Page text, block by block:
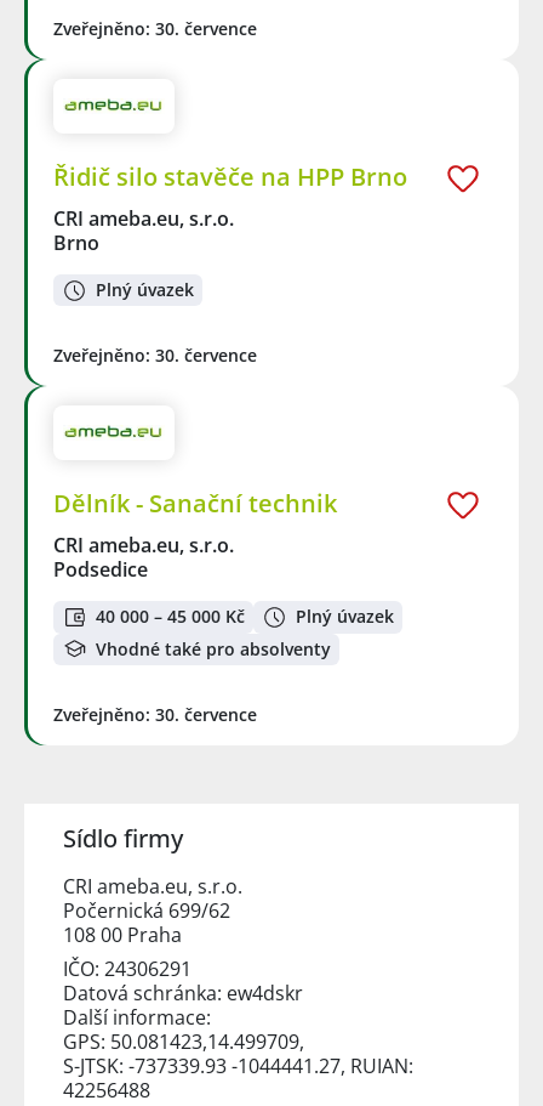
Zveřejněno: 30. července
Řidič silo stavěče na HPP Brno
CRI ameba.eu, s.r.o.
Brno
Plný úvazek
Zveřejněno: 30. července
Dělník - Sanační technik
CRI ameba.eu, s.r.o.
Podsedice
40 000 – 45 000 Kč
Plný úvazek
Vhodné také pro absolventy
Zveřejněno: 30. července
Sídlo firmy
CRI ameba.eu, s.r.o.
Počernická 699/62
108 00 Praha
IČO: 24306291
Datová schránka: ew4dskr
Další informace:
GPS: 50.081423,14.499709,
S-JTSK: -737339.93 -1044441.27, RUIAN:
42256488